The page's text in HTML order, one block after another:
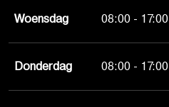
Woensdag 08:00 - 17:00
Donderdag 08:00 - 17:00